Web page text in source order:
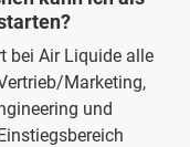
bei Air Liquide alle
Marketing,
und